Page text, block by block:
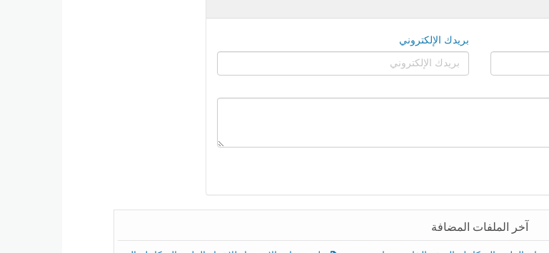
بريدك الإلكتروني
آخر الملفات المضافة